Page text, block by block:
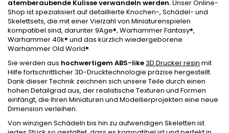
atemberaubende Kulisse verwandeln werden.Unser Online-
Shop ist spezialisiert auf detaillierte Knochen-, Schädel- und
Skelettsets, die mit einer Vielzahl von Miniaturenspielen
kompatibel sind, darunter 9Age®, Warhammer Fantasy®,
Warhammer 40k® und das kürzlich wiedergeborene
Warhammer Old World®.
Sie werden aus hochwertigem ABS-like3D Drucker resin mit
Hilfe fortschrittlicher 3D-Drucktechnologie präzise hergestellt.
Dank dieser Technik zeichnen sich unsere Teile durch einen
hohen Detailgrad aus, der realistische Texturen und Formen
einfängt, die Ihren Miniaturen und Modellierprojekten eine neue
Dimension verleihen.
Von winzigen Schädeln bis hin zu aufwendigen Skeletten ist